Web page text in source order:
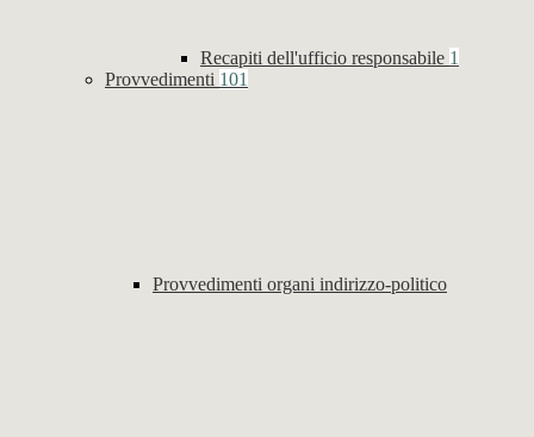
Recapiti dell'ufficio responsabile 1
Provvedimenti 101
Provvedimenti organi indirizzo-politico